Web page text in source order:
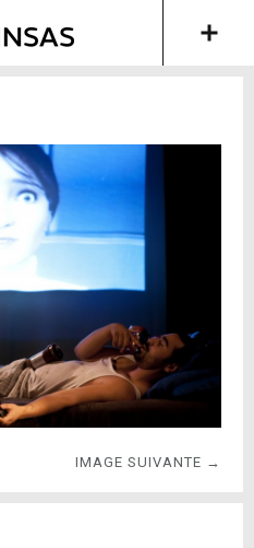
IMAGE SUIVANTE →